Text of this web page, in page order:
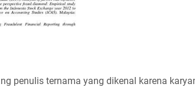
penulis ternama yang dikenal karena